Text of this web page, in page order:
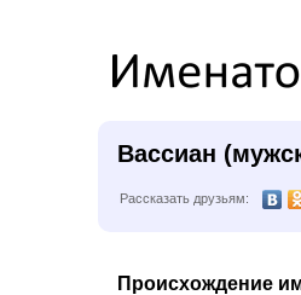
Вассиан
Рассказать друзьям:
Происхождение